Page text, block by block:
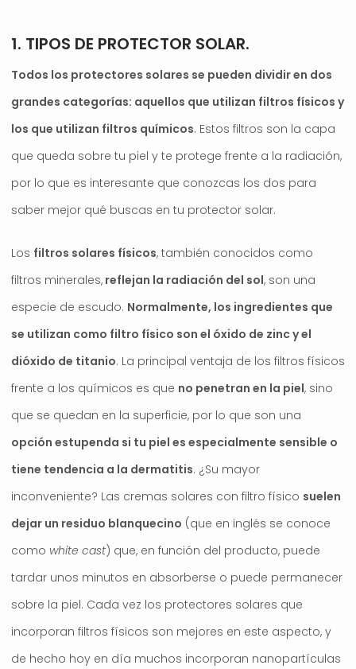
1. TIPOS DE PROTECTOR SOLAR.
Todos los protectores solares se pueden dividir en dos
grandes categorías: aquellos que utilizan filtros físicos y
los que utilizan filtros químicos. Estos filtros son la capa
que queda sobre tu piel y te protege frente a la radiación,
por lo que es interesante que conozcas los dos para
saber mejor qué buscas en tu protector solar.
Los filtros solares físicos, también conocidos como
filtros minerales, reflejan la radiación del sol, son una
especie de escudo. Normalmente, los ingredientes que
se utilizan como filtro físico son el óxido de zinc y el
dióxido de titanio. La principal ventaja de los filtros físicos
frente a los químicos es que no penetran en la piel, sino
que se quedan en la superficie, por lo que son una
opción estupenda si tu piel es especialmente sensible o
tiene tendencia a la dermatitis. ¿Su mayor
inconveniente? Las cremas solares con filtro físico suelen
dejar un residuo blanquecino (que en inglés se conoce
como white cast) que, en función del producto, puede
tardar unos minutos en absorberse o puede permanecer
sobre la piel. Cada vez los protectores solares que
incorporan filtros físicos son mejores en este aspecto, y
de hecho hoy en día muchos incorporan nanopartículas